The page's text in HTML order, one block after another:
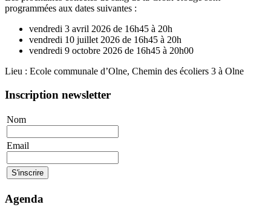
programmées aux dates suivantes :
vendredi 3 avril 2026 de 16h45 à 20h
vendredi 10 juillet 2026 de 16h45 à 20h
vendredi 9 octobre 2026 de 16h45 à 20h00
Lieu : Ecole communale d’Olne, Chemin des écoliers 3 à Olne
Inscription newsletter
Nom
Email
Agenda